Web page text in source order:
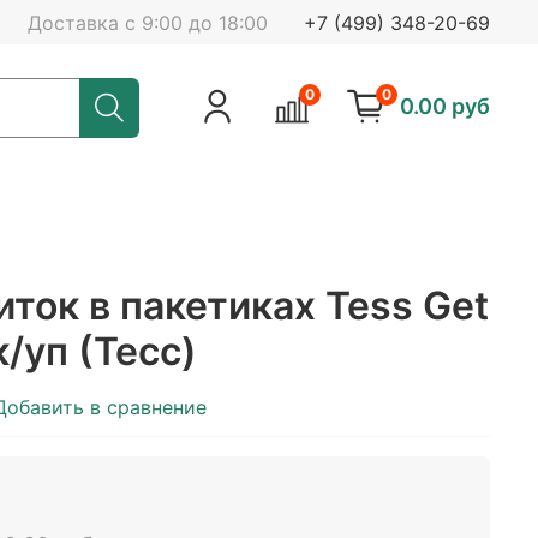
Доставка с 9:00 до 18:00 +7 (499) 348-20-69
0 0 0.00 руб
в пакетиках Tess Get
уп (Тесс)
в сравнение